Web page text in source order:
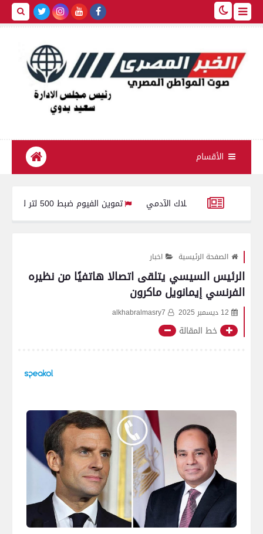
الأقسام
تموين الفيوم ضبط 500 لتر لبن فاسد وغير صالح للاستهلاك الآدمى قبل طرحه بالأسواق
الصفحة الرئيسية اخبار
الرئيس السيسي يتلقى اتصالا هاتفيًا من نظيره
الفرنسي إيمانويل ماكرون
12 ديسمبر 2025 alkhabralmasry7
خط المقالة